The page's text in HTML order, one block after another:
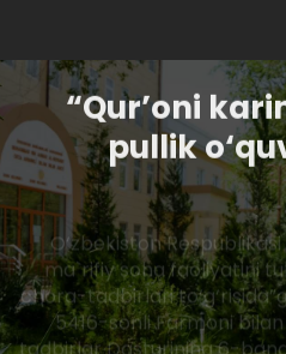
“Qur’oni
pullik
O‘zbekiston
ma`rifiy soha faoliyatini
chora-tadbirlari
5416-sonli Farmoni
tadbirlar Dasturining 6-